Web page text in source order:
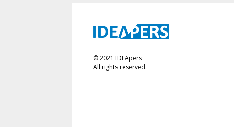
©2021 IDEApers
All rights reserved.